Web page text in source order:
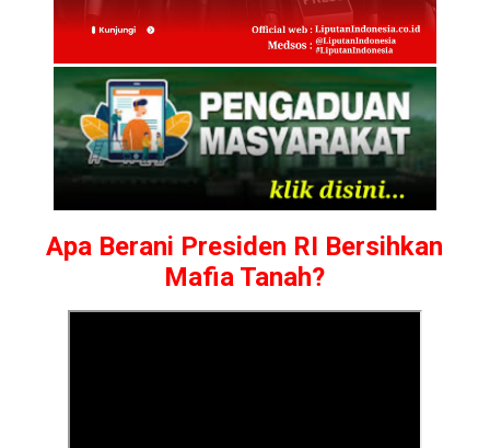
Apa Berani Presiden RI Bersihkan
Mafia Tanah?